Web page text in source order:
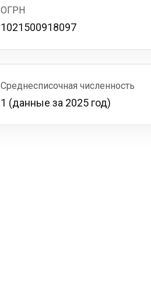
ОГРН
1021500918097
Среднесписочная численность
1 (данные за 2025 год)